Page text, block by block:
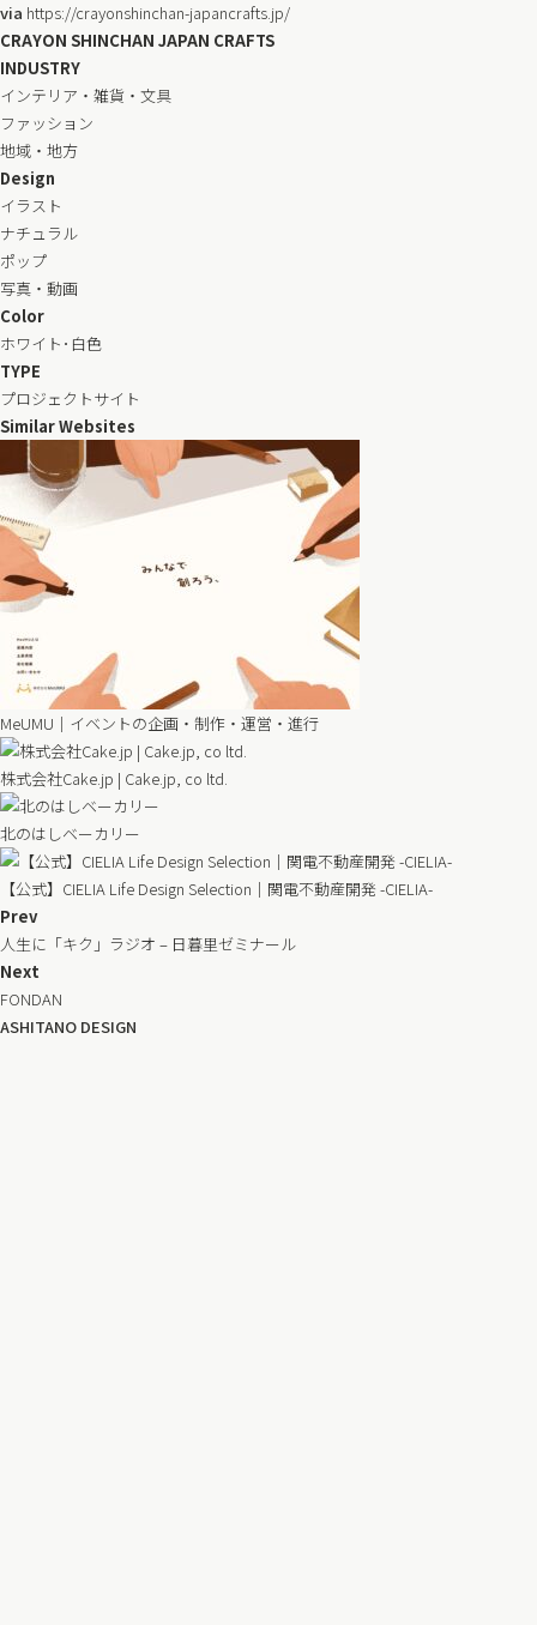
via https://crayonshinchan-japancrafts.jp/
CRAYON SHINCHAN JAPAN CRAFTS
INDUSTRY
インテリア・雑貨・文具
ファッション
地域・地方
Design
イラスト
ナチュラル
ポップ
写真・動画
Color
ホワイト･白色
TYPE
プロジェクトサイト
Similar Websites
MeUMU｜イベントの企画・制作・運営・進行
株式会社Cake.jp | Cake.jp, co ltd.
北のはしベーカリー
【公式】CIELIA Life Design Selection│関電不動産開発 -CIELIA-
Prev
人生に「キク」ラジオ – 日暮里ゼミナール
Next
FONDAN
ASHITANO DESIGN